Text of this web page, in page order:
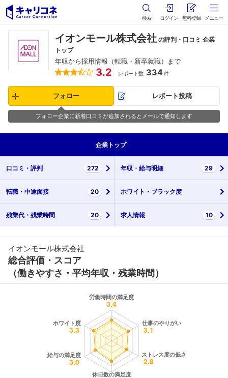
検索 ログイン 無料登録 メニュー
イオンモール株式会社 の評判・口コミ 企業
トップ
年収から採用情報（転職・新卒就職）まで
3.2 レポート数 334件
フォロー レポート投稿
フォロー企業に新着口コミが追加されるとメールで通知します
企業 トップ
口コミ・ 評判 272 年収・ 給与明細 29
転職・ 中途面接 20 ホワイト・ ブラック度
残業代・ 残業時間 20 求人情報 10
イオンモール株式会社
総合評価・スコア
（働きやすさ・平均年収・残業時間）